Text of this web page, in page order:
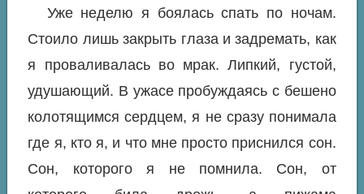
Уже неделю я боялась спать по ночам.
Стоило лишь закрыть глаза и задремать, как
я проваливалась во мрак. Липкий, густой,
удушающий. В ужасе пробуждаясь с бешено
колотящимся сердцем, я не сразу понимала
где я, кто я, и что мне просто приснился сон.
Сон, которого я не помнила. Сон, от